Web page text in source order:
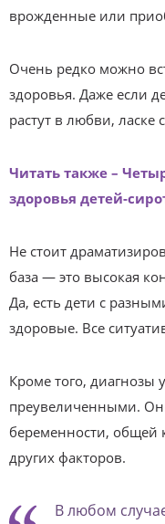
врожденные или
Очень редко можно
здоровья. Даже если
растут в любви, ласке
Читать также –
здоровья детей-
Не стоит
база — это высокая
Да, есть дети с
здоровые. Все
Кроме того, диагнозы
преувеличенными.
беременности, общей
других факторов.
В любом